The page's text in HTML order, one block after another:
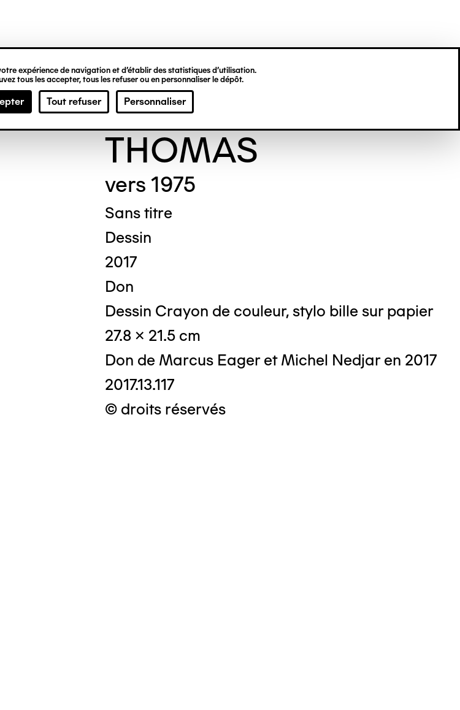
expérience de navigation et d’établir des statistiques d’utilisation.
tous les accepter, tous les refuser ou en personnaliser le dépôt.
Tout refuser Personnaliser
Reverend Lilian T.
THOMAS
vers 1975
Sans titre
Dessin
2017
Don
Dessin Crayon de couleur, stylo bille sur papier
27.8 x 21.5 cm
Don de Marcus Eager et Michel Nedjar en 2017
2017.13.117
© droits réservés